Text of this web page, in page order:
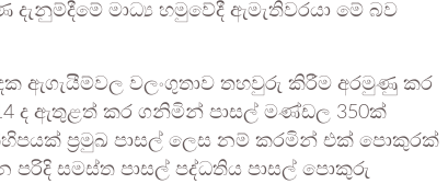
දැනුම්දීමේ මාධ්‍ය හමුවේදී ඇමැතිවරයා මේ බව
ඇගැයීම්වල වලංගුතාව තහවුරු කිරීම අරමුණු කර
ද ඇතුළත් කර ගනිමින් පාසල් මණ්ඩල 350ක්
ප්‍රමුඛ පාසල් ලෙස නම් කරමින් එක් පොකුරක්
සමස්ත පාසල් පද්ධතිය පාසල් පොකුරු